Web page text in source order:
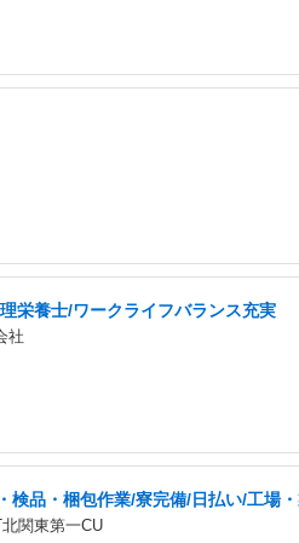
栄養士/ワークライフバランス充実
社
検品・梱包作業/寮完備/日払い/工場
関東第一CU